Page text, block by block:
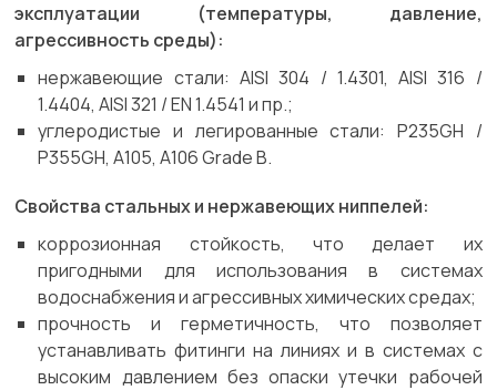
эксплуатации (температуры, давление,
агрессивность среды):
нержавеющие стали: AISI 304 / 1.4301, AISI 316 /
1.4404, AISI 321 / EN 1.4541 и пр.;
углеродистые и легированные стали: P235GH /
P355GH, A105, A106 Grade B.
Свойства стальных и нержавеющих ниппелей:
коррозионная стойкость, что делает их
пригодными для использования в системах
водоснабжения и агрессивных химических средах;
прочность и герметичность, что позволяет
устанавливать фитинги на линиях и в системах с
высоким давлением без опаски утечки рабочей